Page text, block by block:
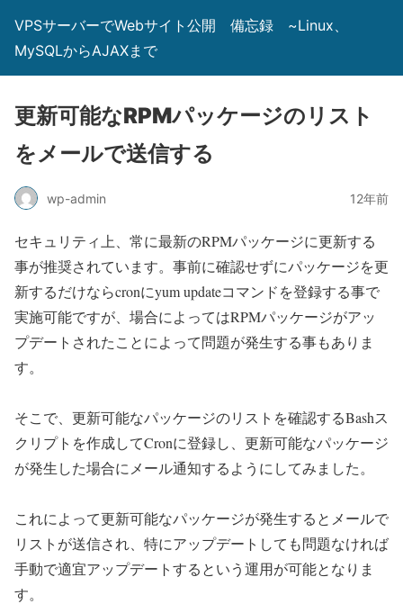
VPSサーバーでWebサイト公開 備忘録 ~Linux、
MySQLからAJAXまで
更新可能なRPMパッケージのリスト
をメールで送信する
wp-admin 12年前
セキュリティ上、常に最新のRPMパッケージに更新する
事が推奨されています。事前に確認せずにパッケージを更
新するだけならcronにyum updateコマンドを登録する事で
実施可能ですが、場合によってはRPMパッケージがアッ
プデートされたことによって問題が発生する事もありま
す。
そこで、更新可能なパッケージのリストを確認するBashス
クリプトを作成してCronに登録し、更新可能なパッケージ
が発生した場合にメール通知するようにしてみました。
これによって更新可能なパッケージが発生するとメールで
リストが送信され、特にアップデートしても問題なければ
手動で適宜アップデートするという運用が可能となりま
す。